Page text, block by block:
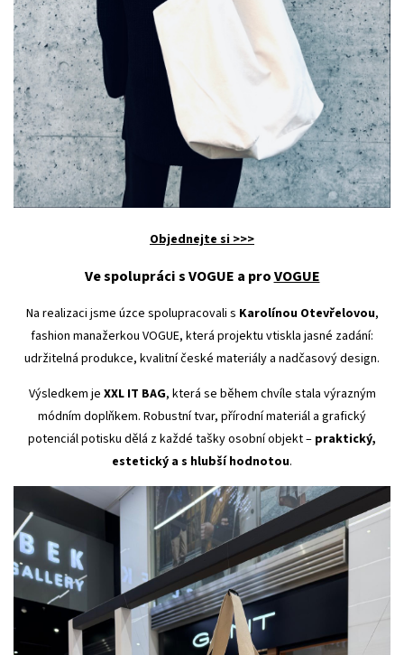
Objednejte si >>>
Ve spolupráci s VOGUE a proVOGUE
Na realizaci jsme úzce spolupracovali s Karolínou Otevřelovou,
fashion manažerkou VOGUE, která projektu vtiskla jasné zadání:
udržitelná produkce, kvalitní české materiály a nadčasový design.
Výsledkem je XXL IT BAG, která se během chvíle stala výrazným
módním doplňkem. Robustní tvar, přírodní materiál a grafický
potenciál potisku dělá z každé tašky osobní objekt –⁠ praktický,
estetický a s hlubší hodnotou.